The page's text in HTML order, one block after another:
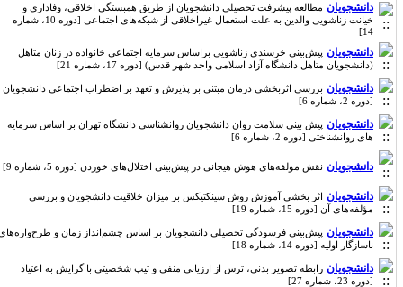
دانشجویان مطالعه پیشرفت تحصیلی دانشجویان از طریق همبستگی اخلاقی، وفاداری و
خیانت زناشویی والدین به علت استعمال غیراخلاقی از شبکه‌های اجتماعی [دوره 10، شماره
14]
دانشجویان پیش‌بینی خرسندی زناشویی براساس سرمایه اجتماعی خانواده در زنان متاهل
(دانشجویان متاهل دانشگاه آزاد اسلامی واحد شهر قدس) [دوره 17، شماره 21]
دانشجویان بررسی اثربخشی درمان مبتنی بر پذیرش و تعهد بر اضطراب اجتماعی دانشجویان
[دوره 2، شماره 6]
دانشجویان پیش بینی سلامت روان دانشجویان روانشناسی دانشگاه تهران بر اساس سرمایه
های روانشناختی [دوره 2، شماره 6]
دانشجویان نقش مولفه‌های هوش هیجانی در پیش‌بینی اختلال‌های خوردن [دوره 5، شماره 9]
دانشجویان اثر بخشی آموزش روش سینکتیکس بر میزان خلاقیت دانشجویان و بررسی
مؤلفه‌های آن [دوره 15، شماره 19]
دانشجویان پیش‌بینی فرسودگی تحصیلی دانشجویان بر اساس چشم‌انداز زمان و طرح‌واره‌های
ناسازگار اولیه [دوره 14، شماره 18]
دانشجویان رابطه تصویر بدنی، ترس از ارزیابی منفی و تیپ شخصیتی با گرایش به اعتیاد
[دوره 23، شماره 27]